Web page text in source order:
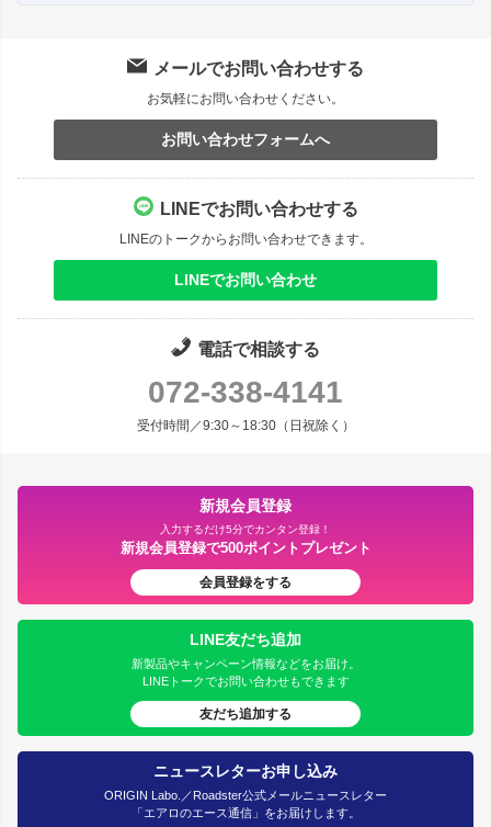
メールでお問い合わせする
お気軽にお問い合わせください。
お問い合わせフォームへ
LINEでお問い合わせする
LINEのトークからお問い合わせできます。
LINEでお問い合わせ
電話で相談する
072-338-4141
受付時間／9:30～18:30（日祝除く）
新規会員登録
入力するだけ5分でカンタン登録！
新規会員登録で500ポイントプレゼント
会員登録をする
LINE友だち追加
新製品やキャンペーン情報などをお届け。
LINEトークでお問い合わせもできます
友だち追加する
ニュースレターお申し込み
ORIGIN Labo.／Roadster公式メールニュースレター
「エアロのエース通信」をお届けします。